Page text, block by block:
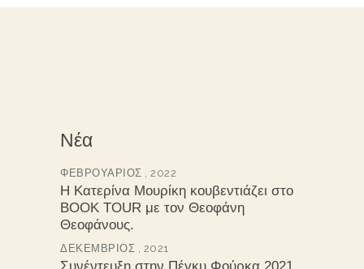
Νέα
ΦΕΒΡΟΥΆΡΙΟΣ , 2022
Η Κατερίνα Μουρίκη κουβεντιάζει στο
BOOK TOUR με τον Θεοφάνη
Θεοφάνους.
ΔΕΚΈΜΒΡΙΟΣ , 2021